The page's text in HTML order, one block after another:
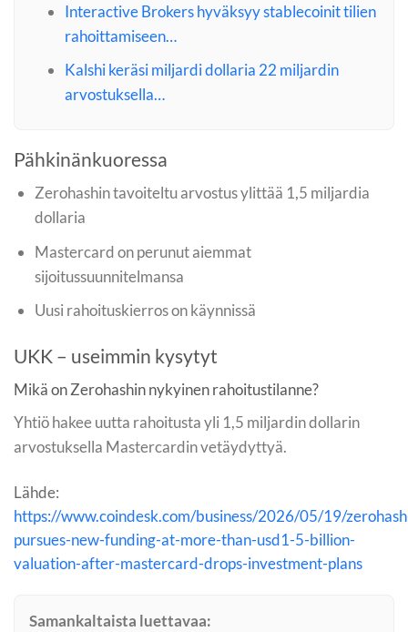
Interactive Brokers hyväksyy stablecoinit tilien
rahoittamiseen…
Kalshi keräsi miljardi dollaria 22 miljardin
arvostuksella…
Pähkinänkuoressa
Zerohashin tavoiteltu arvostus ylittää 1,5 miljardia
dollaria
Mastercard on perunut aiemmat
sijoitussuunnitelmansa
Uusi rahoituskierros on käynnissä
UKK – useimmin kysytyt
Mikä on Zerohashin nykyinen rahoitustilanne?
Yhtiö hakee uutta rahoitusta yli 1,5 miljardin dollarin
arvostuksella Mastercardin vetäydyttyä.
Lähde:
https://www.coindesk.com/business/2026/05/19/
pursues-new-funding-at-more-than-usd1-5-billion-
valuation-after-mastercard-drops-investment-plans
Samankaltaista luettavaa: